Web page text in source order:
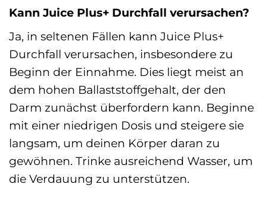
Kann Juice Plus+ Durchfall verursachen?
Ja, in seltenen Fällen kann Juice Plus+
Durchfall verursachen, insbesondere zu
Beginn der Einnahme. Dies liegt meist an
dem hohen Ballaststoffgehalt, der den
Darm zunächst überfordern kann. Beginne
mit einer niedrigen Dosis und steigere sie
langsam, um deinen Körper daran zu
gewöhnen. Trinke ausreichend Wasser, um
die Verdauung zu unterstützen.